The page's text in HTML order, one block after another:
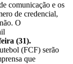
comunicação e os
de credencial,
O
(31).
(FCF) serão
que